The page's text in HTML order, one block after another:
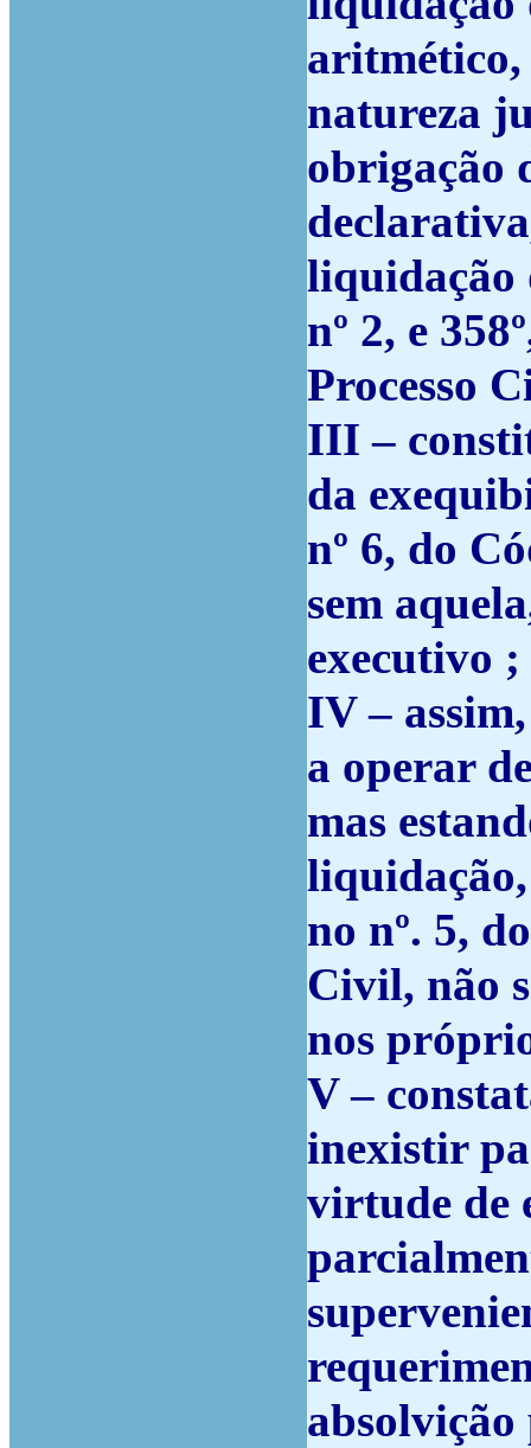
natureza
obrigação
liquidação
nº 2, e
Processo
III –
da
nº 6, do
sem
executivo ;
IV –
a operar
mas
no nº. 5,
Civil, não
nos
V –
inexistir
virtude de